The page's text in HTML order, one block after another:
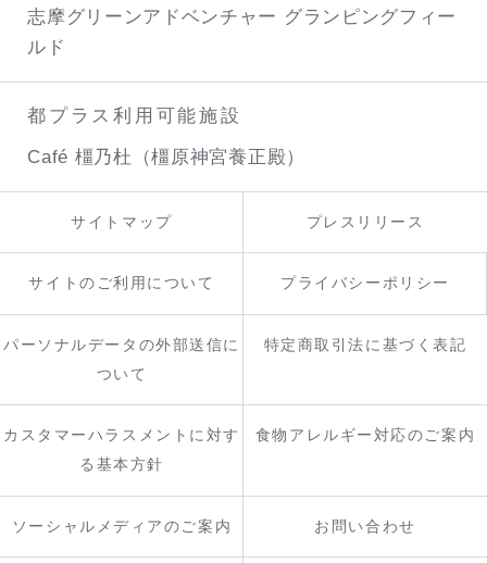
志摩グリーンアドベンチャー グランピングフィー
ルド
都プラス利用可能施設
Café 橿乃杜（橿原神宮養正殿）
サイトマップ プレスリリース
サイトのご利用について プライバシーポリシー
パーソナルデータの外部送信に
ついて
特定商取引法に基づく表記
カスタマーハラスメントに対す
る基本方針
食物アレルギー対応のご案内
ソーシャルメディアのご案内 お問い合わせ